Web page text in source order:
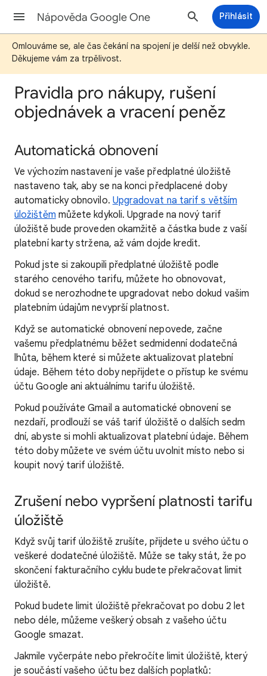
Nápověda Google One Přihlásit
Omlouváme se, ale čas čekání na spojení je delší než obvykle.
Děkujeme vám za trpělivost.
Pravidla pro nákupy, rušení
objednávek a vracení peněz
Automatická obnovení
Ve výchozím nastavení je vaše předplatné úložiště
nastaveno tak, aby se na konci předplacené doby
automaticky obnovilo. Upgradovat na tarif s větším
úložištěm můžete kdykoli. Upgrade na nový tarif
úložiště bude proveden okamžitě a částka bude z vaší
platební karty stržena, až vám dojde kredit.
Pokud jste si zakoupili předplatné úložiště podle
starého cenového tarifu, můžete ho obnovovat,
dokud se nerozhodnete upgradovat nebo dokud vašim
platebním údajům nevyprší platnost.
Když se automatické obnovení nepovede, začne
vašemu předplatnému běžet sedmidenní dodatečná
lhůta, během které si můžete aktualizovat platební
údaje. Během této doby nepřijdete o přístup ke svému
účtu Google ani aktuálnímu tarifu úložiště.
Pokud používáte Gmail a automatické obnovení se
nezdaří, prodlouží se váš tarif úložiště o dalších sedm
dní, abyste si mohli aktualizovat platební údaje. Během
této doby můžete ve svém účtu uvolnit místo nebo si
koupit nový tarif úložiště.
Zrušení nebo vypršení platnosti tarifu
úložiště
Když svůj tarif úložiště zrušíte, přijdete u svého účtu o
veškeré dodatečné úložiště. Může se taky stát, že po
skončení fakturačního cyklu budete překračovat limit
úložiště.
Pokud budete limit úložiště překračovat po dobu 2 let
nebo déle, můžeme veškerý obsah z vašeho účtu
Google smazat.
Jakmile vyčerpáte nebo překročíte limit úložiště, který
je součástí vašeho účtu bez dalších poplatků: